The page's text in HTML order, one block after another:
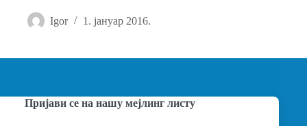
Igor 1. јануар 2016.
Пријави се на нашу мејлинг листу